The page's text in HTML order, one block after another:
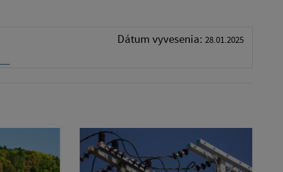
Dátum vyvesenia: 28.01.2025